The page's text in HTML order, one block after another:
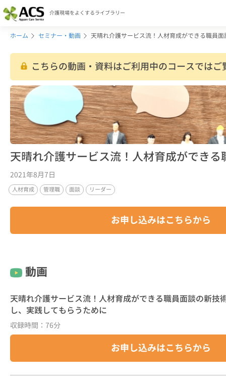
介護現場をよくするライブラリー
ホーム セミナー・動画 天晴れ介護サービス流！人材育成ができる職員面
こちらの動画・資料はご利用中のコースでは
天晴れ介護サービス流！人材育成ができる
2021年8月7日
人材育成 管理職 面談 リーダー
お申し込みはこちらから
動画
天晴れ介護サービス流！人材育成ができる職員面談の新
し、実践してもらうために
収録時間：76分
お申し込みはこちらから